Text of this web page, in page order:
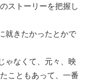
ストーリーを把握し
就きたかったとかで
ゃなくて、元々、映
こともあって、一番